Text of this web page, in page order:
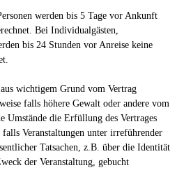
werden bis 5 Tage vor Ankunft
Bei Individualgästen,
bis 24 Stunden vor Anreise keine
wichtigem Grund vom Vertrag
falls höhere Gewalt oder andere vom
Umstände die Erfüllung des Vertrages
Veranstaltungen unter irreführender
Tatsachen, z.B. über die Identität
der Veranstaltung, gebucht